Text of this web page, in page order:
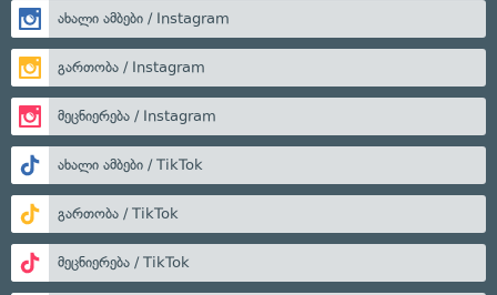
ახალი ამბები / Instagram
გართობა / Instagram
მეცნიერება / Instagram
ახალი ამბები / TikTok
გართობა / TikTok
მეცნიერება / TikTok